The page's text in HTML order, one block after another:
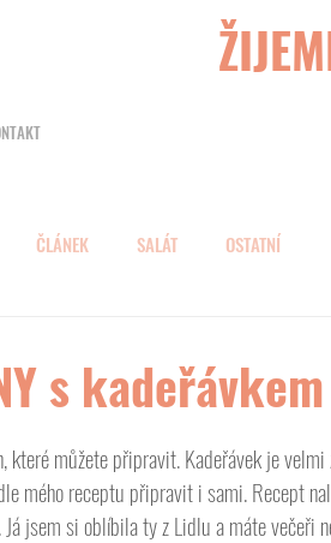
ČLÁNEK SALÁT OSTATNÍ
s kadeřávkem
můžete připravit. Kadeřávek je velmi
mého receptu připravit i sami. Recept
jsem si oblíbila ty z Lidlu a máte večeři